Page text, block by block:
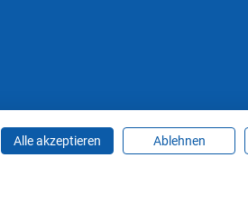
Einstellungen ändern
Alle akzeptieren Ablehnen